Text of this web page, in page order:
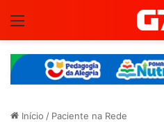
Início / Paciente na Rede